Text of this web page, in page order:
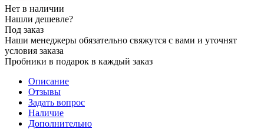
Нет в наличии
Нашли дешевле?
Под заказ
Наши менеджеры обязательно свяжутся с вами и уточнят
условия заказа
Пробники в подарок в каждый заказ
Описание
Отзывы
Задать вопрос
Наличие
Дополнительно